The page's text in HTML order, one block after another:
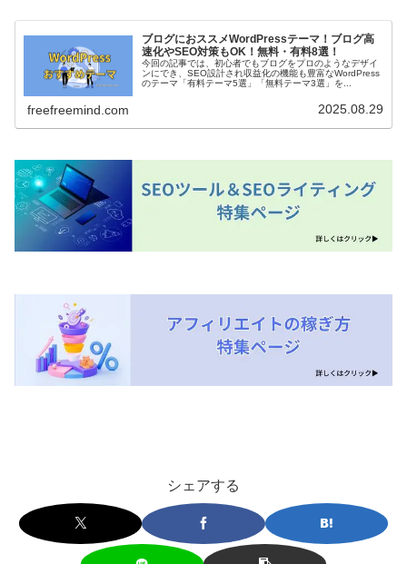
ブログにおススメWordPressテーマ！ブログ高
速化やSEO対策もOK！無料・有料8選！
今回の記事では、初心者でもブログをプロのようなデザイ
ンにでき、SEO設計され収益化の機能も豊富なWordPress
のテーマ「有料テーマ5選」「無料テーマ3選」を...
freefreemind.com 2025.08.29
シェアする